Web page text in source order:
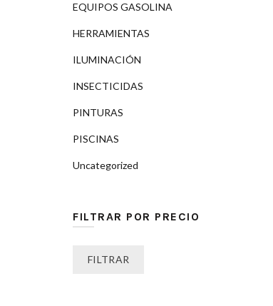
EQUIPOS GASOLINA
HERRAMIENTAS
ILUMINACIÓN
INSECTICIDAS
PINTURAS
PISCINAS
Uncategorized
FILTRAR POR PRECIO
FILTRAR